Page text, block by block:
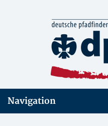
Navigation